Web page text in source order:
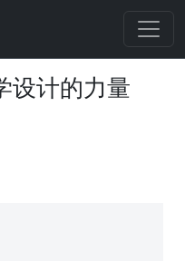
设计的力量